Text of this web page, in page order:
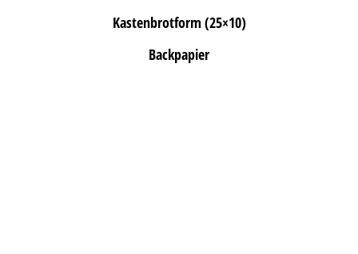
Kastenbrotform (25×10)
Backpapier